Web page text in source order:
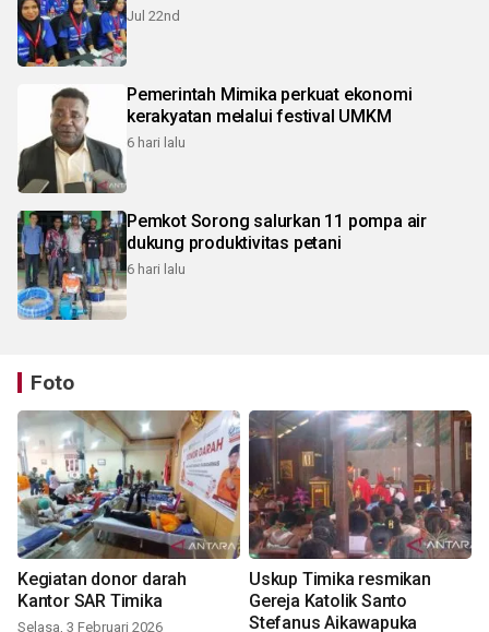
Jul 22nd
Pemerintah Mimika perkuat ekonomi
kerakyatan melalui festival UMKM
6 hari lalu
Pemkot Sorong salurkan 11 pompa air
dukung produktivitas petani
6 hari lalu
Foto
Kegiatan donor darah
Kantor SAR Timika
Selasa, 3 Februari 2026
Uskup Timika resmikan
Gereja Katolik Santo
Stefanus Aikawapuka